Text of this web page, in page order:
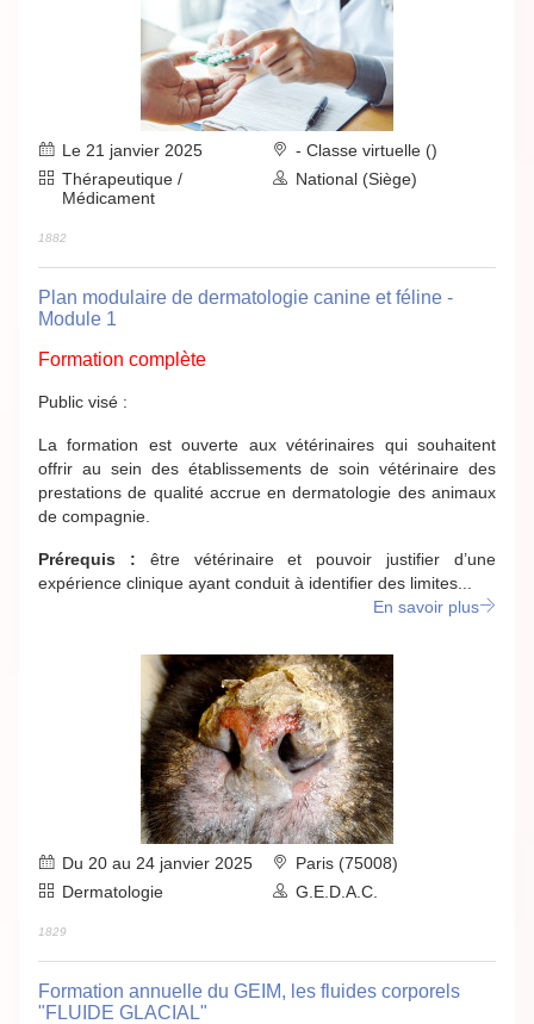
Le 21 janvier 2025
- Classe virtuelle ()
Thérapeutique /
Médicament
National (Siège)
1882
Plan modulaire de dermatologie canine et féline -
Module 1
Formation complète
Public visé :
La formation est ouverte aux vétérinaires qui souhaitent
offrir au sein des établissements de soin vétérinaire des
prestations de qualité accrue en dermatologie des animaux
de compagnie.
Prérequis : être vétérinaire et pouvoir justifier d’une
expérience clinique ayant conduit à identifier des limites...
En savoir plus
Du 20 au 24 janvier 2025
Paris (75008)
Dermatologie
G.E.D.A.C.
1829
Formation annuelle du GEIM, les fluides corporels
"FLUIDE GLACIAL"